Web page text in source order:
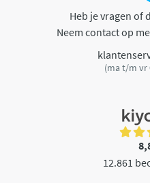
Heb je vragen of
Neem contact op
(ma t/m vr
12.861